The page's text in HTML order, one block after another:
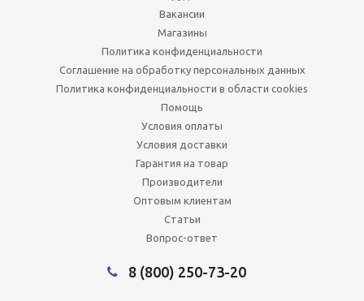
Вакансии
Магазины
Политика конфиденциальности
Соглашение на обработку персональных данных
Политика конфиденциальности в области cookies
Помощь
Условия оплаты
Условия доставки
Гарантия на товар
Производители
Оптовым клиентам
Статьи
Вопрос-ответ
8 (800) 250-73-20